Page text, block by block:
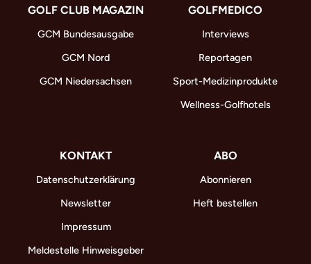
GOLF CLUB MAGAZIN
GCM Bundesausgabe
GCM Nord
GCM Niedersachsen
GOLFMEDICO
Interviews
Reportagen
Sport-Medizinprodukte
Wellness-Golfhotels
KONTAKT
Datenschutzerklärung
Newsletter
Impressum
Meldestelle Hinweisgeber
ABO
Abonnieren
Heft bestellen